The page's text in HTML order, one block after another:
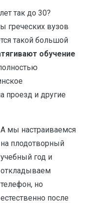
так до 30?
греческих вузов
такой большой
обучение
проезд и другие
А мы настраиваемся
на плодотворный
учебный год и
откладываем
телефон, но
естественно после